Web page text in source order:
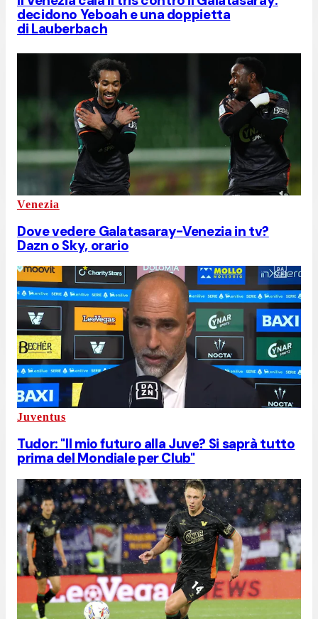
decidono Yeboah e una doppietta
di Lauberbach
Venezia
Dove vedere Galatasaray-Venezia in tv?
Dazn o Sky, orario
Juventus
Tudor: "Il mio futuro alla Juve? Si saprà tutto
prima del Mondiale per Club"